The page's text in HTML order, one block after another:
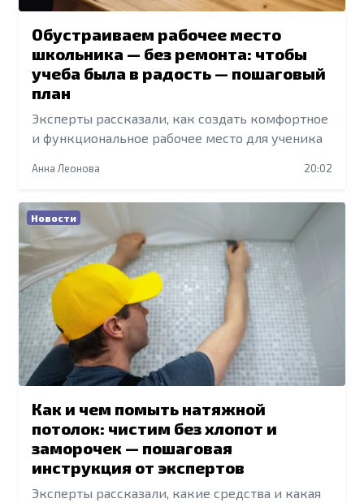
Обустраиваем рабочее место
школьника — без ремонта: чтобы
учеба была в радость — пошаговый
план
Эксперты рассказали, как создать комфортное
и функциональное рабочее место для ученика
Анна Леонова 20:02
Новости
Как и чем помыть натяжной
потолок: чистим без хлопот и
заморочек — пошаговая
инструкция от экспертов
Эксперты рассказали, какие средства и какая